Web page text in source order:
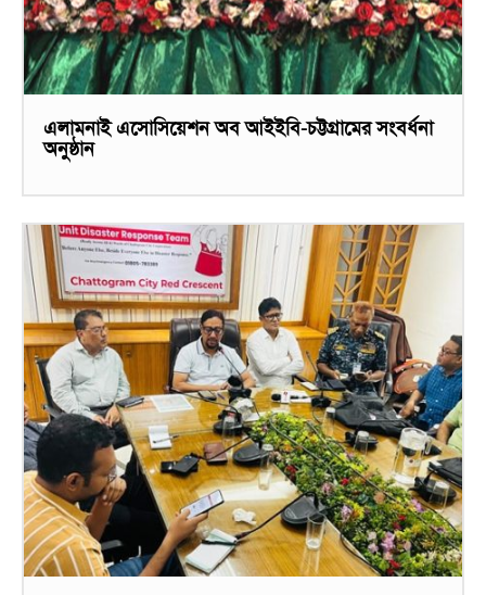
এলামনাই এসোসিয়েশন অব আইইবি-চট্টগ্রামের সংবর্ধনা
অনুষ্ঠান